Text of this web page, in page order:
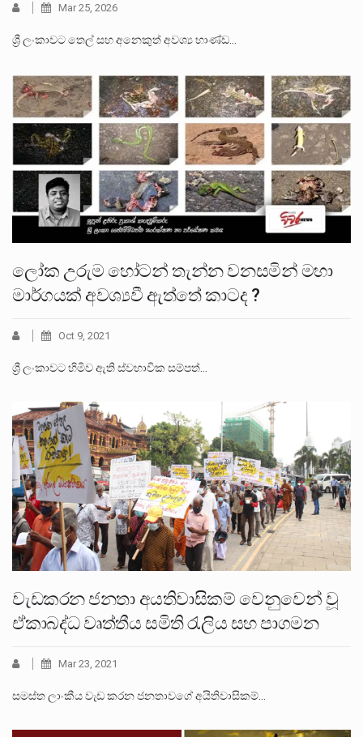
Mar 25, 2026
ශ්‍රී ලංකාවට තෙල් සහ අනෙකුත් අවශ්‍ය භාණ්ඩ…
ලෝක උරුම හෝටන් තැන්න වනසමින් මහා
මාර්ගයක් අවශ්‍යවී ඇත්තේ කාටද ?
Oct 9, 2021
ශ්‍රී ලංකාවට හිමිව ඇති ස්වභාවික සම්පත්…
වැඩකරන ජනතා අයතිවාසිකම් වෙනුවෙන් වූ
ඒකාබද්ධ වෘත්තීය සමිති රැලිය සහ පාගමන
Mar 23, 2021
සමස්ත ලාංකීය වැඩ කරන ජනතාවගේ අයිතිවාසිකම්…